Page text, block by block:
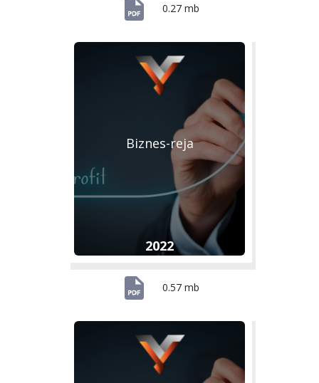
0.27 mb
Biznes-reja
2022
0.57 mb